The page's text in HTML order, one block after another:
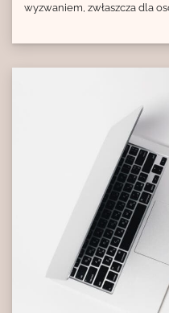
wyzwaniem, zwłaszcza dla